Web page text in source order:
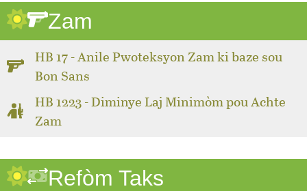
Zam
HB 17 - Anile Pwoteksyon Zam ki baze sou
Bon Sans
HB 1223 - Diminye Laj Minimòm pou Achte
Zam
Refòm Taks